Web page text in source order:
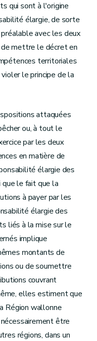
qui sont à l'origine
élargie, de sorte
avec les deux
mettre le décret en
territoriales
le principe de la
attaquées
ou, à tout le
par les deux
en matière de
élargie des
le fait que la
à payer par les
élargie des
liés à la mise sur le
implique
montants de
ou de soumettre
couvrant
elles estiment que
Région wallonne
être
régions, dans un